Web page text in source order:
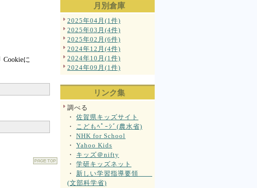
Cookieに
月別倉庫
2025年04月(1件)
2025年03月(4件)
2025年02月(6件)
2024年12月(4件)
2024年10月(1件)
2024年09月(1件)
リンク集
調べる
・ 佐賀県キッズサイト
・ こどもﾍﾟｰｼﾞ(農水省)
・ NHK for School
・ Yahoo Kids
・ キッズ＠nifty
・ 学研キッズネット
・ 新しい学習指導要領
(文部科学省)